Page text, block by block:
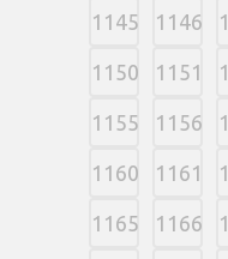
1145 1146
1150 1151
1155 1156
1160 1161
1165 1166